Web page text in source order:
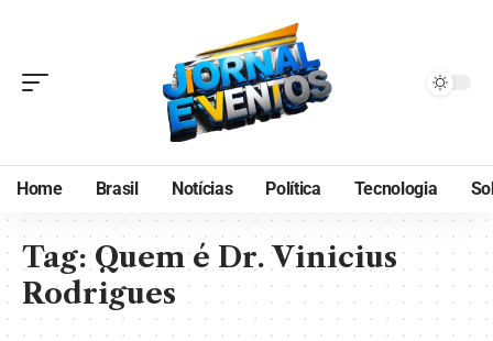
Home Brasil Notícias Política Tecnologia
Tag:Quem é Dr. Vinicius
Rodrigues